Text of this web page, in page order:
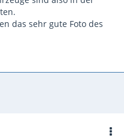
das sehr gute Foto des